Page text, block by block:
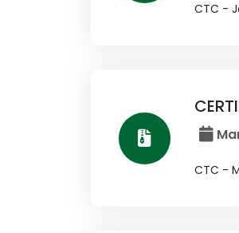
CTC -
CTC -